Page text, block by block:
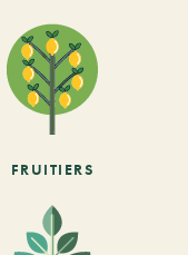
FRUITIERS